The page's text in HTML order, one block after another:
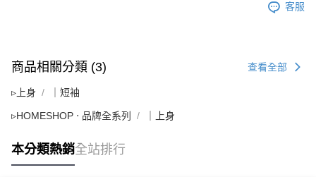
客服
商品相關分類 (3) 查看全部
▹上身 ｜短袖
▹HOMESHOP ‧ 品牌全系列 ｜上身
本分類熱銷全站排行